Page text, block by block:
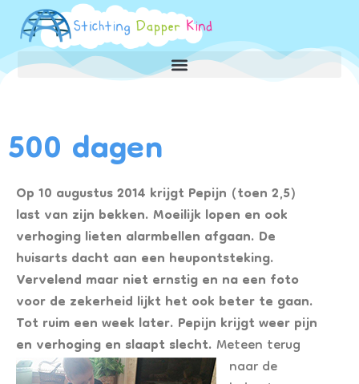
500 dagen
Op 10 augustus 2014 krijgt Pepijn (toen 2,5)
last van zijn bekken. Moeilijk lopen en ook
verhoging lieten alarmbellen afgaan. De
huisarts dacht aan een heupontsteking.
Vervelend maar niet ernstig en na een foto
voor de zekerheid lijkt het ook beter te gaan.
Tot ruim een week later. Pepijn krijgt weer pijn
en verhoging en slaapt slecht.Meteen terug
naar de